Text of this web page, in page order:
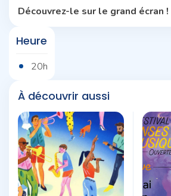
Découvrez-le sur le grand écran !
Heure
20h
À découvrir aussi